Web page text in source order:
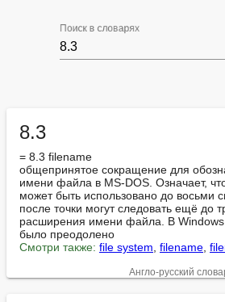
Поиск в словарях
8.3
= 8.3 filename
общепринятое сокращение для
имени файла в MS-DOS. Означает,
может быть использовано до восьми
после точки могут следовать ещё до
расширения имени файла. В Windows
Смотри также: file system filename
Англо-русский